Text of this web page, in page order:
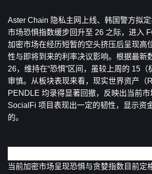
Aster Chain 隐私主网上线、韩国警方拟
市场恐惧指数缓步回升至 26 之际，进入
加密市场在经历短暂的空头挤压后呈现高
性与即将到来的利率决议影响。根据最新
26，维持在“恐惧”区间，虽较上周的 15
审慎。从板块表现来看，现实世界资产（
PENDLE 均录得显著回撤，反映出当前
SocialFi 项目表现出一定的韧性，显示资
的。
当前加密市场呈现恐惧与贪婪指数目前